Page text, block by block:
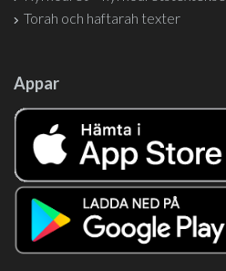
Torah och haftarah texter
Appar